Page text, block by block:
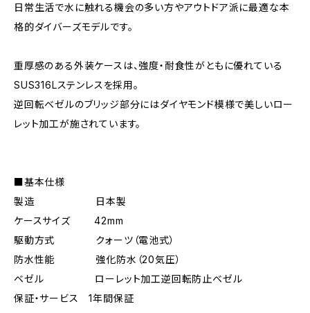
日常生活で水に触れる機会の多い方やアウトドア派に最適な本
格的ダイバーズモデルです。
重厚感のある外装ケースは、強度・耐食性がともに優れている
SUS316Lステンレスを採用。
逆回転ベゼルのブリッジ部分にはダイヤモンド模様で美しいロー
レット加工が施されています。
■基本仕様
製造 日本製
ケースサイズ 42mm
駆動方式 クォーツ（電池式）
防水性能 強化防水（20気圧）
ベゼル ローレット加工逆回転防止ベゼル
保証・サービス 1年間保証